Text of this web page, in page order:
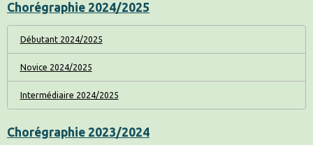
Chorégraphie 2024/2025
Débutant 2024/2025
Novice 2024/2025
Intermédiaire 2024/2025
Chorégraphie 2023/2024